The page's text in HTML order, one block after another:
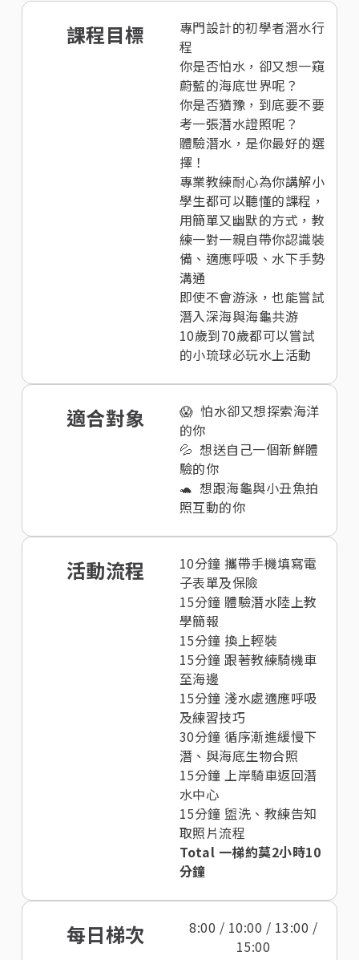
課程目標
專門設計的初學者潛水行
程
你是否怕水，卻又想一窺
蔚藍的海底世界呢？
你是否猶豫，到底要不要
考一張潛水證照呢？
體驗潛水，是你最好的選
擇！
專業教練耐心為你講解小
學生都可以聽懂的課程，
用簡單又幽默的方式，教
練一對一親自帶你認識裝
備、適應呼吸、水下手勢
溝通
即使不會游泳，也能嘗試
潛入深海與海龜共游
10歲到70歲都可以嘗試
的小琉球必玩水上活動
適合對象
😱 怕水卻又想探索海洋
的你
💦 想送自己一個新鮮體
驗的你
🐢 想跟海龜與小丑魚拍
照互動的你
活動流程
10分鐘 攜帶手機填寫電
子表單及保險
15分鐘 體驗潛水陸上教
學簡報
15分鐘 換上輕裝
15分鐘 跟著教練騎機車
至海邊
15分鐘 淺水處適應呼吸
及練習技巧
30分鐘 循序漸進緩慢下
潛、與海底生物合照
15分鐘 上岸騎車返回潛
水中心
15分鐘 盥洗、教練告知
取照片流程
Total 一梯約莫2小時10
分鐘
每日梯次
8:00 / 10:00 / 13:00 /
15:00